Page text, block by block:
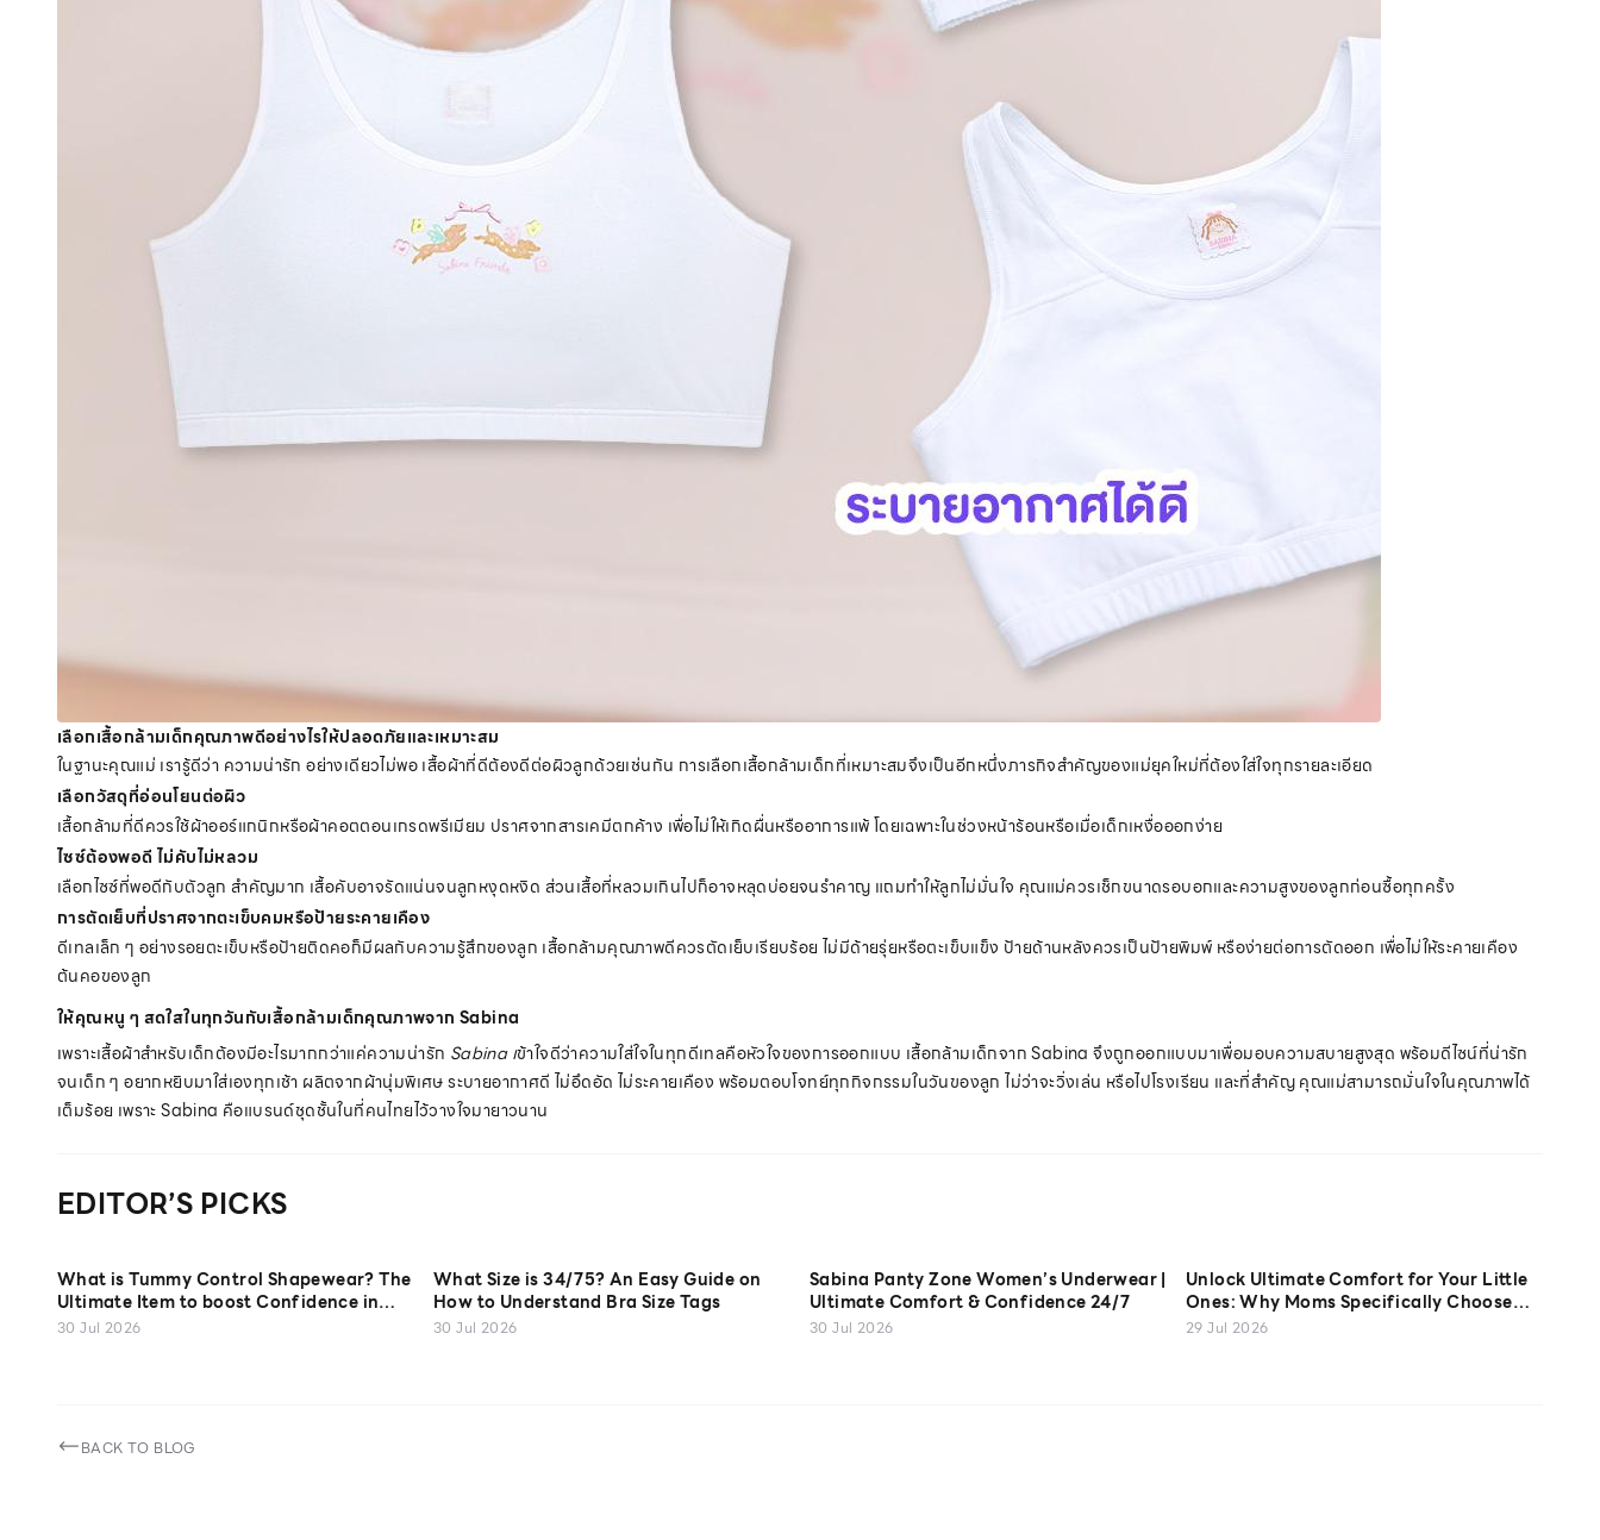
เลือกเสื้อกล้ามเด็กคุณภาพดีอย่างไรให้ปลอดภัยและเหมาะสม
ในฐานะคุณแม่ เรารู้ดีว่า ความน่ารัก อย่างเดียวไม่พอ เสื้อผ้าที่ดีต้องดีต่อผิวลูกด้วยเช่นกัน การเลือกเสื้อกล้ามเด็กที่เหมาะสมจึงเป็นอีกหนึ่งภารกิจสำคัญของแม่ยุคใหม่ที่ต้องใส่ใจทุกรายละเอียด
เลือกวัสดุที่อ่อนโยนต่อผิว
เสื้อกล้ามที่ดีควรใช้ผ้าออร์แกนิกหรือผ้าคอตตอนเกรดพรีเมียม ปราศจากสารเคมีตกค้าง เพื่อไม่ให้เกิดผื่นหรืออาการแพ้ โดยเฉพาะในช่วงหน้าร้อนหรือเมื่อเด็กเหงื่อออกง่าย
ไซซ์ต้องพอดี ไม่คับไม่หลวม
เลือกไซซ์ที่พอดีกับตัวลูก สำคัญมาก เสื้อคับอาจรัดแน่นจนลูกหงุดหงิด ส่วนเสื้อที่หลวมเกินไปก็อาจหลุดบ่อยจนรำคาญ แถมทำให้ลูกไม่มั่นใจ คุณแม่ควรเช็กขนาดรอบอกและความสูงของลูกก่อนซื้อทุกครั้ง
การตัดเย็บที่ปราศจากตะเข็บคมหรือป้ายระคายเคือง
ดีเทลเล็ก ๆ อย่างรอยตะเข็บหรือป้ายติดคอก็มีผลกับความรู้สึกของลูก เสื้อกล้ามคุณภาพดีควรตัดเย็บเรียบร้อย ไม่มีด้ายรุ่ยหรือตะเข็บแข็ง ป้ายด้านหลังควรเป็นป้ายพิมพ์ หรือง่ายต่อการตัดออก เพื่อไม่ให้ระคายเคือง
ต้นคอของลูก
ให้คุณหนู ๆ สดใสในทุกวันกับเสื้อกล้ามเด็กคุณภาพจาก Sabina
เพราะเสื้อผ้าสำหรับเด็กต้องมีอะไรมากกว่าแค่ความน่ารัก Sabina เข้าใจดีว่าความใส่ใจในทุกดีเทลคือหัวใจของการออกแบบ เสื้อกล้ามเด็กจาก Sabina จึงถูกออกแบบมาเพื่อมอบความสบายสูงสุด พร้อมดีไซน์ที่น่ารัก
จนเด็ก ๆ อยากหยิบมาใส่เองทุกเช้า ผลิตจากผ้านุ่มพิเศษ ระบายอากาศดี ไม่อึดอัด ไม่ระคายเคือง พร้อมตอบโจทย์ทุกกิจกรรมในวันของลูก ไม่ว่าจะวิ่งเล่น หรือไปโรงเรียน และที่สำคัญ คุณแม่สามารถมั่นใจในคุณภาพได้
เต็มร้อย เพราะ Sabina คือแบรนด์ชุดชั้นในที่คนไทยไว้วางใจมายาวนาน
EDITOR’S PICKS
What is Tummy Control Shapewear? The
Ultimate Item to boost Confidence in
Every Look
30 Jul 2026
What Size is 34/75? An Easy Guide on
How to Understand Bra Size Tags
30 Jul 2026
Sabina Panty Zone Women’s Underwear |
Ultimate Comfort & Confidence 24/7
30 Jul 2026
Unlock Ultimate Comfort for Your Little
Ones: Why Moms Specifically Choose
Sabina Kids' Cotton USA Camisoles
29 Jul 2026
BACK TO BLOG